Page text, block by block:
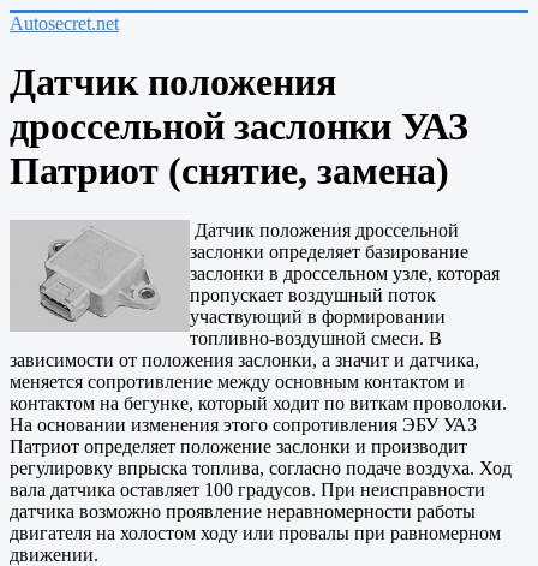
Autosecret.net
Датчик положения
дроссельной заслонки УАЗ
Патриот (снятие, замена)
Датчик положения дроссельной
заслонки определяет базирование
заслонки в дроссельном узле, которая
пропускает воздушный поток
участвующий в формировании
топливно-воздушной смеси. В
зависимости от положения заслонки, а значит и датчика,
меняется сопротивление между основным контактом и
контактом на бегунке, который ходит по виткам проволоки.
На основании изменения этого сопротивления ЭБУ УАЗ
Патриот определяет положение заслонки и производит
регулировку впрыска топлива, согласно подаче воздуха. Ход
вала датчика оставляет 100 градусов. При неисправности
датчика возможно проявление неравномерности работы
двигателя на холостом ходу или провалы при равномерном
движении.